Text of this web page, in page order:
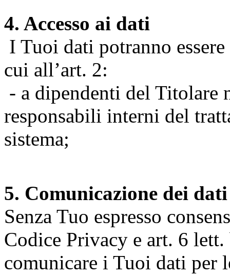
4. Accesso ai dati
I Tuoi dati potranno
cui all’art. 2:
- a dipendenti del Titolare
responsabili interni del
sistema;
5. Comunicazione dei dati
Senza Tuo espresso
Codice Privacy e art. 6
comunicare i Tuoi dati per